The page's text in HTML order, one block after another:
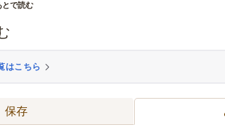
とで読む
はこちら
保存